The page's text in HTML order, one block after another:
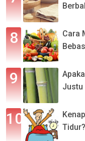
Cara
Justu